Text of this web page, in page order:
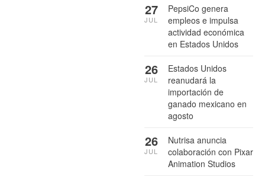
PepsiCo genera
empleos e impulsa
actividad económica
en Estados Unidos
27
JUL
Estados Unidos
reanudará la
importación de
ganado mexicano en
agosto
26
JUL
Nutrisa anuncia
colaboración con Pixar
Animation Studios
26
JUL